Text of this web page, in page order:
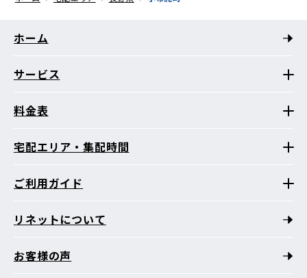
ホーム
サービス
料金表
宅配エリア・集配時間
ご利用ガイド
リネットについて
お客様の声